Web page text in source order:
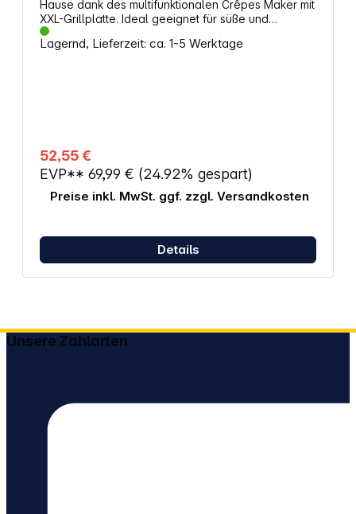
Hause dank des multifunktionalen Crêpes Maker mit
XXL-Grillplatte. Ideal geeignet für süße und
herzhafte Crêpes oder Galettes. Die großflächige,
antihaftbeschichtete Crêpes-Platte mit
des Produktes (HxBxT): 10,5 x 39,5 x 41 cm
Crêpespfanne Durchmesser: 380 mm Gewicht: ca.
2923 g Steckertyp: Schuko-Stecker
Lagernd, Lieferzeit: ca. 1-5 Werktage
52,55 €
EVP** 69,99 € (24.92% gespart)
Preise inkl. MwSt. ggf. zzgl. Versandkosten
Details
Unsere Zahlarten